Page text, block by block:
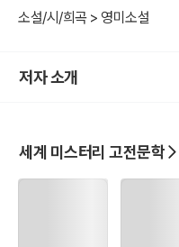
소설/시/희곡 > 영미소설
저자 소개
세계 미스터리 고전문학